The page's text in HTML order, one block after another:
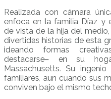
Realizada con cámara
enfoca en la familia Díaz y
de vista de la hija del
divertidas historias de esta
ideando formas
destacarse– en su
Massachusetts. Su
familiares, aun cuando sus
conviven bajo el mismo